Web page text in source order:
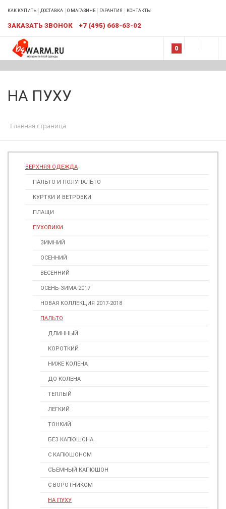
КАК КУПИТЬ ДОСТАВКА О МАГАЗИНЕ ГАРАНТИЯ КОНТАКТЫ
ЗАКАЗАТЬ ЗВОНОК +7 (495) 668-63-02
0
НА ПУХУ
Главная страница
ВЕРХНЯЯ ОДЕЖДА
ПАЛЬТО И ПОЛУПАЛЬТО
КУРТКИ И ВЕТРОВКИ
ПЛАЩИ
ПУХОВИКИ
ЗИМНИЙ
ОСЕННИЙ
ВЕСЕННИЙ
ОСЕНЬ-ЗИМА 2017
НОВАЯ КОЛЛЕКЦИЯ 2017-2018
ПАЛЬТО
ДЛИННЫЙ
КОРОТКИЙ
НИЖЕ КОЛЕНА
ДО КОЛЕНА
ТЕПЛЫЙ
ЛЕГКИЙ
ТОНКИЙ
БЕЗ КАПЮШОНА
С КАПЮШОНОМ
СЪЕМНЫЙ КАПЮШОН
С ВОРОТНИКОМ
НА ПУХУ